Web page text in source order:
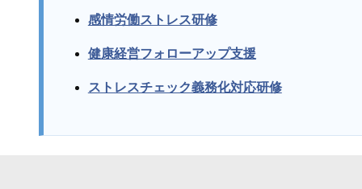
感情労働ストレス研修
健康経営フォローアップ支援
ストレスチェック義務化対応研修